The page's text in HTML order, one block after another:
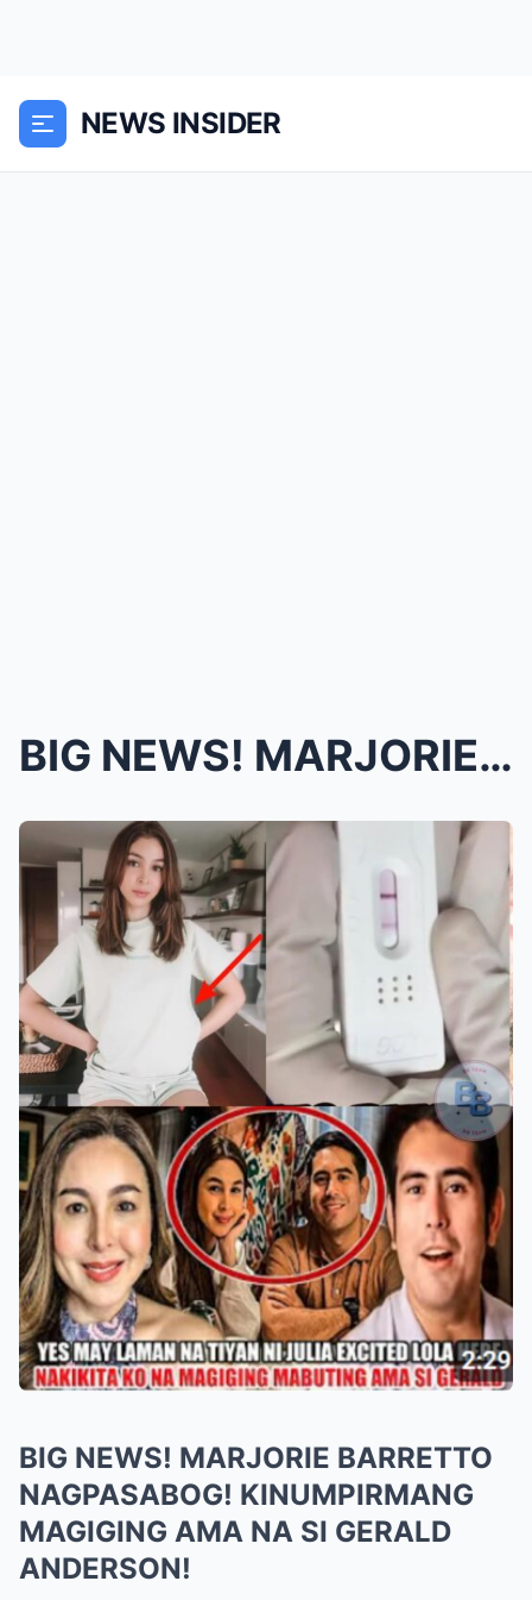
NEWS INSIDER
BIG NEWS! MARJORIE BARRETTO NAGPASABOG! KINUMPIRMA...
BIG NEWS! MARJORIE BARRETTO
NAGPASABOG! KINUMPIRMANG
MAGIGING AMA NA SI GERALD
ANDERSON!